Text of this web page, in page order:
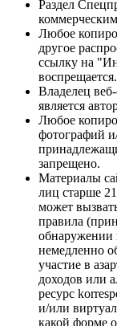
Раздел
Любое
другое
ссылку на
воспрещается.
Владелец
является
Любое
фотографий
запрещено.
Материалы
лиц старше
может
правила
обнаружении
немедленно
участие в
доходов или
ресурс
и/или
какой форме